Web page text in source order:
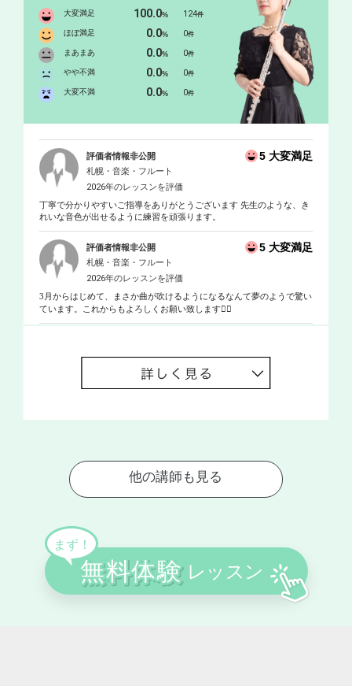
大変満足 100.0% 124件
ほぼ満足 0.0% 0件
まあまあ 0.0% 0件
やや不満 0.0% 0件
大変不満 0.0% 0件
評価者情報非公開 5 大変満足
札幌・音楽・フルート
2026年のレッスンを評価
丁寧で分かりやすいご指導をありがとうございます 先生のような、き
れいな音色が出せるように練習を頑張ります。
評価者情報非公開 5 大変満足
札幌・音楽・フルート
2026年のレッスンを評価
3月からはじめて、まさか曲が吹けるようになるなんて夢のようで驚い
ています。これからもよろしくお願い致します🙇‍♀️